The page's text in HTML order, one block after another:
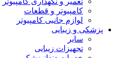
کامپیوتر و قطعات
لوازم جانبی کامپیوتر
پزشکی و زیبایی
سایر
تجهیزات زیبایی